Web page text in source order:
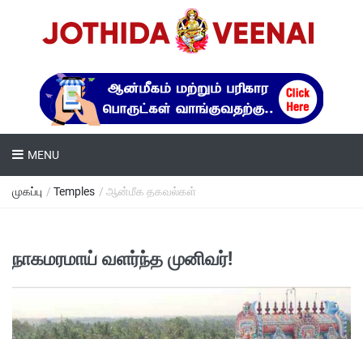
MENU
முகப்பு / Temples / ஆன்மீக தகவல்கள்
நாகமரமாய் வளர்ந்த முனிவர்!